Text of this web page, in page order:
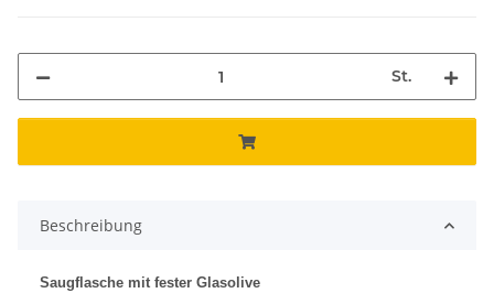
St.
Beschreibung
Saugflasche mit fester Glasolive